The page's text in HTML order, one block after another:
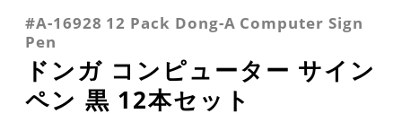
#A-16928 12 Pack Dong-A Computer Sign
Pen
ドンガ コンピューター サイン
ペン 黒 12本セット